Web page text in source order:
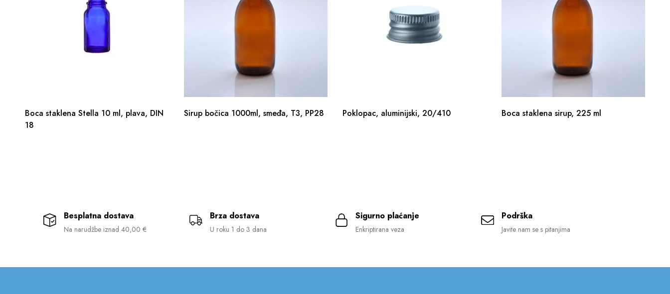
Boca staklena Stella 10 ml, plava, DIN
18
Sirup bočica 1000ml, smeđa, T3, PP28 Poklopac, aluminijski, 20/410 Boca staklena sirup, 225 ml
Besplatna dostava
Na narudžbe iznad 40,00 €
Brza dostava
U roku 1 do 3 dana
Sigurno plaćanje
Enkriptirana veza
Podrška
Javite nam se s pitanjima